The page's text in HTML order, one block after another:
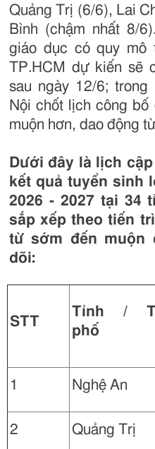
Quảng Trị (6/6), Lai
Bình (chậm nhất 8/
giáo dục có quy mô
TP.HCM dự kiến sẽ
sau ngày 12/6;
Nội chốt lịch công bố
muộn hơn, dao động
Dưới đây là lịch
kết quả tuyển sinh
2026 - 2027 tại 34
sắp xếp theo tiến
từ sớm đến muộn
dõi:
STT
Tỉnh /
phố
1 Nghệ An
2 Quảng Trị